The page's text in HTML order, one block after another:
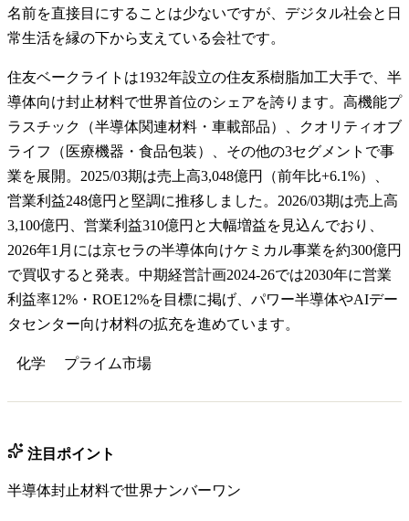
名前を直接目にすることは少ないですが、デジタル社会と日
常生活を縁の下から支えている会社です。
住友ベークライトは1932年設立の住友系樹脂加工大手で、半
導体向け封止材料で世界首位のシェアを誇ります。高機能プ
ラスチック（半導体関連材料・車載部品）、クオリティオブ
ライフ（医療機器・食品包装）、その他の3セグメントで事
業を展開。2025/03期は売上高3,048億円（前年比+6.1%）、
営業利益248億円と堅調に推移しました。2026/03期は売上高
3,100億円、営業利益310億円と大幅増益を見込んでおり、
2026年1月には京セラの半導体向けケミカル事業を約300億円
で買収すると発表。中期経営計画2024-26では2030年に営業
利益率12%・ROE12%を目標に掲げ、パワー半導体やAIデー
タセンター向け材料の拡充を進めています。
化学 プライム市場
注目ポイント
半導体封止材料で世界ナンバーワン